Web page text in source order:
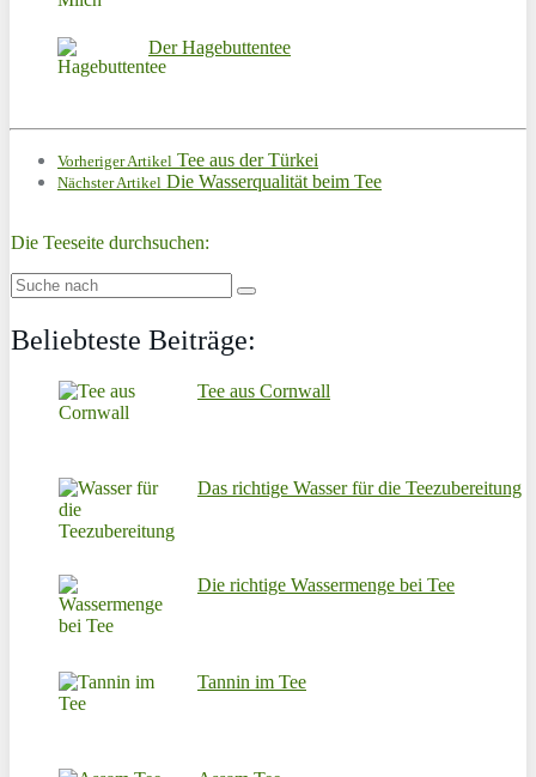
Der Hagebuttentee
Vorheriger Artikel Tee aus der Türkei
Nächster Artikel Die Wasserqualität beim Tee
Die Teeseite durchsuchen:
Beliebteste Beiträge:
Tee aus Cornwall
Das richtige Wasser für die Teezubereitung
Die richtige Wassermenge bei Tee
Tannin im Tee